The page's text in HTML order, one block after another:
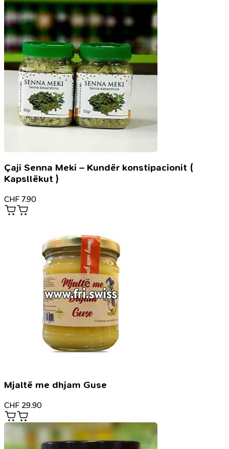
Çaji Senna Meki – Kundër konstipacionit (
Kapsllëkut )
CHF 7.90
Mjaltë me dhjam Guse
CHF 29.90